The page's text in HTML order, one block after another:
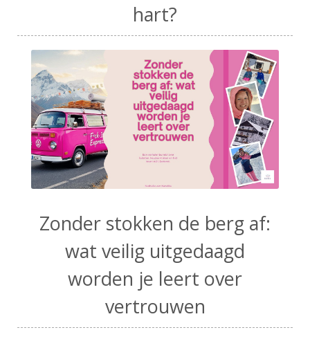
hart?
Zonder stokken de berg af:
wat veilig uitgedaagd
worden je leert over
vertrouwen